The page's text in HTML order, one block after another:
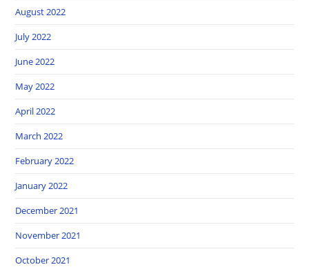
August 2022
July 2022
June 2022
May 2022
April 2022
March 2022
February 2022
January 2022
December 2021
November 2021
October 2021